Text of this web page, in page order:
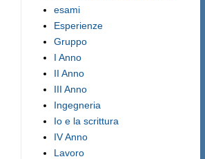
esami
Esperienze
Gruppo
I Anno
II Anno
III Anno
Ingegneria
Io e la scrittura
IV Anno
Lavoro